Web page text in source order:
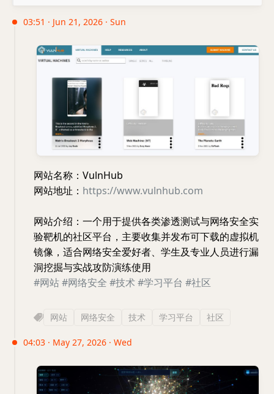
03:51 · Jun 21, 2026 · Sun
网站名称：VulnHub
网站地址： https://www.vulnhub.com
网站介绍：一个用于提供各类渗透测试与网络安全实
验靶机的社区平台，主要收集并发布可下载的虚拟机
镜像，适合网络安全爱好者、学生及专业人员进行漏
洞挖掘与实战攻防演练使用
#网站#网络安全 #技术#学习平台 #社区
网站 网络安全 技术 学习平台 社区
04:03 · May 27, 2026 · Wed